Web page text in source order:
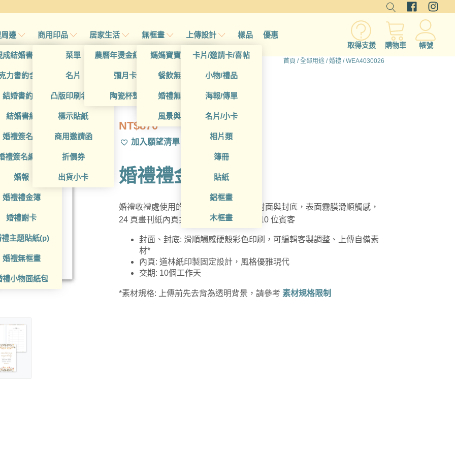
邊
成結婚書約夾
力書約含木座
結婚書約組
結婚書約
婚禮簽名簿
禮簽名綢(p)
婚報
婚禮禮金簿
婚禮謝卡
禮主題貼紙(p)
婚禮無框畫
禮小物面紙包
商用印品
菜單
名片
凸版印刷名片
標示貼紙
商用邀請函
折價券
出貨小卡
居家生活
農曆年燙金紅包袋
彌月卡
陶瓷杯墊
無框畫
媽媽寶寶無框畫
餐飲無框畫
婚禮無框畫
風景與藝術
上傳設計
卡片/邀請卡/喜帖
小物/禮品
海報/傳單
名片/小卡
相片類
簿冊
貼紙
鋁框畫
木框畫
樣品 優惠
取得支援 購物車 帳號
首頁 /全部用途 /婚禮 / WEA4030026
WEA4030026
NT$870
加入願望清單
婚禮禮金簿
婚禮收禮處使用的禮金簿，可客製調整封面與封底，表面霧膜滑順觸感，
24 頁畫刊紙內頁共240欄，每頁可書寫 10 位賓客
封面、封底: 滑順觸感硬殼彩色印刷，可編輯客製調整、上傳自備素
材*
內頁: 道林紙印製固定設計，風格優雅現代
交期: 10個工作天
*素材規格: 上傳前先去背為透明背景，請參考 素材規格限制